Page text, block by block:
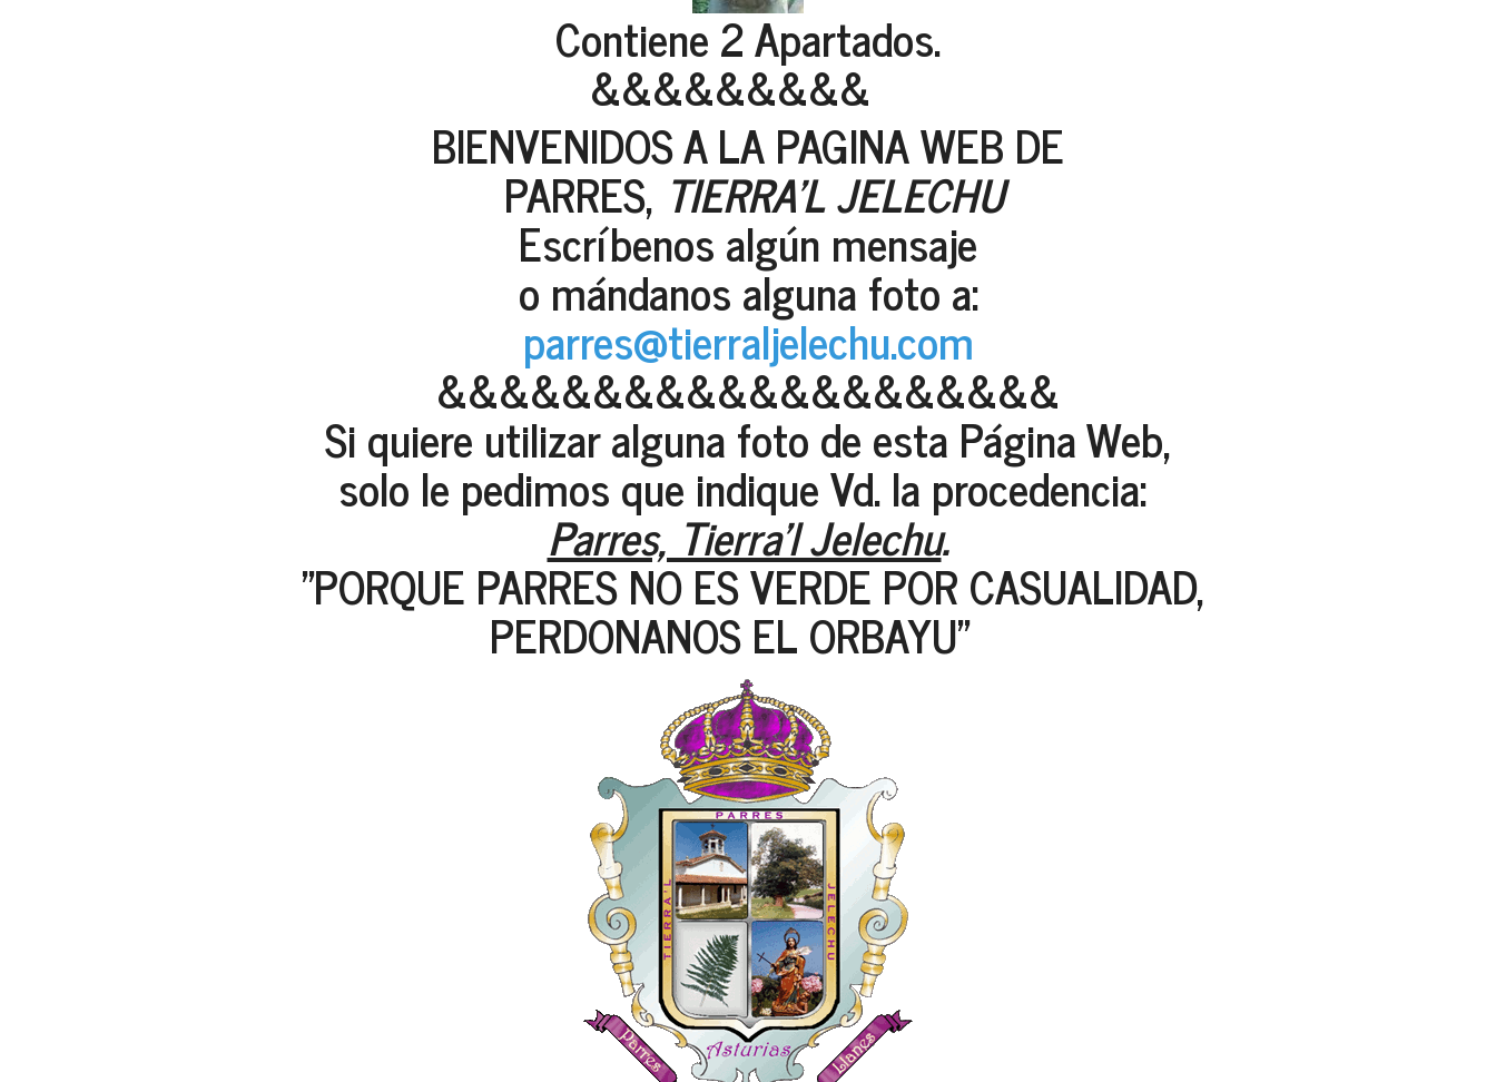
Contiene 2 Apartados.
&&&&&&&&&
BIENVENIDOS A LA PAGINA WEB DE
PARRES, TIERRA'L JELECHU
Escríbenos algún mensaje
o mándanos alguna foto a:
parres@tierraljelechu.com
&&&&&&&&&&&&&&&&&&&&
Si quiere utilizar alguna foto de esta Página Web,
solo le pedimos que indique Vd. la procedencia:
Parres, Tierra'l Jelechu.
"PORQUE PARRES NO ES VERDE POR CASUALIDAD,
PERDONANOS EL ORBAYU"